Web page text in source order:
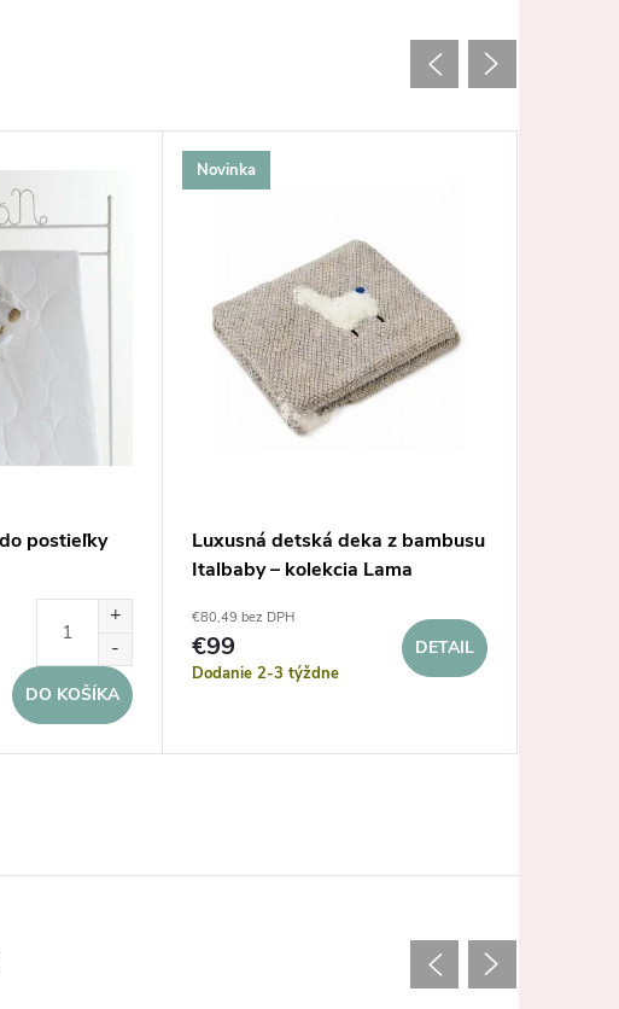
postieľky
DO KOŠÍKA
Novinka
Luxusná detská deka z bambusu
Italbaby – kolekcia Lama
€80,49 bez DPH
€99
Dodanie 2-3 týždne
DETAIL